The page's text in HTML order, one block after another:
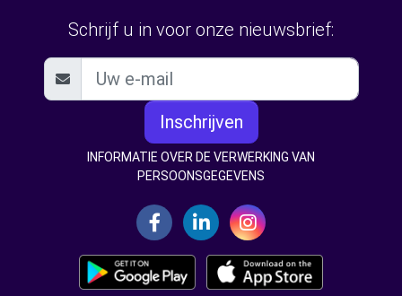
Schrijf u in voor onze nieuwsbrief:
Inschrijven
INFORMATIE OVER DE VERWERKING VAN
PERSOONSGEGEVENS